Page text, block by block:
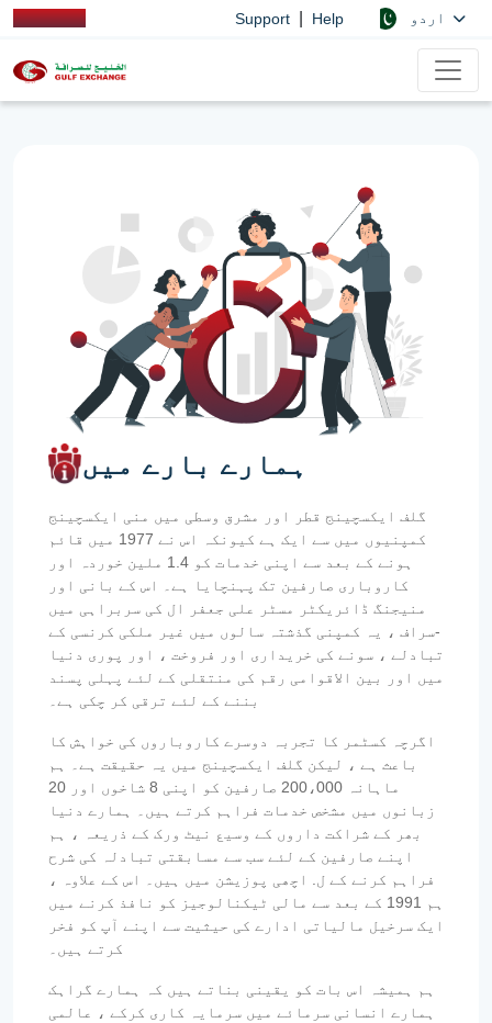
Support Help
ہمارے بارے میں
گلف ایکسچینج قطر اور مشرق وسطی میں منی ایکسچینج
کمپنیوں میں سے ایک ہے کیونکہ اس نے 1977 میں قائم
ہونے کے بعد سے اپنی خدمات کو 1.4 ملین خوردہ اور
کاروباری صارفین تک پہنچایا ہے۔ اس کے بانی اور
منیجنگ ڈائریکٹر مسٹر علی جعفر ال کی سربراہی میں
-سراف ، یہ کمپنی گذشتہ سالوں میں غیر ملکی کرنسی کے
تبادلے ، سونے کی خریداری اور فروخت ، اور پوری دنیا
میں اور بین الاقوامی رقم کی منتقلی کے لئے پہلی پسند
بننے کے لئے ترقی کر چکی ہے۔
اگرچہ کسٹمر کا تجربہ دوسرے کاروباروں کی خواہش کا
باعث ہے ، لیکن گلف ایکسچینج میں یہ حقیقت ہے۔ ہم
ماہانہ 200،000 صارفین کو اپنی 8 شاخوں اور 20
زبانوں میں مشخص خدمات فراہم کرتے ہیں۔ ہمارے دنیا
بھر کے شراکت داروں کے وسیع نیٹ ورک کے ذریعہ ، ہم
اپنے صارفین کے لئے سب سے مسابقتی تبادلہ کی شرح
فراہم کرنے کے ل. اچھی پوزیشن میں ہیں۔ اس کے علاوہ ،
ہم 1991 کے بعد سے مالی ٹیکنالوجیز کو نافذ کرنے میں
ایک سرخیل مالیاتی ادارے کی حیثیت سے اپنے آپ کو فخر
کرتے ہیں۔
ہم ہمیشہ اس بات کو یقینی بناتے ہیں کہ ہمارے گراہک
ہمارے انسانی سرمائے میں سرمایہ کاری کرکے ، عالمی